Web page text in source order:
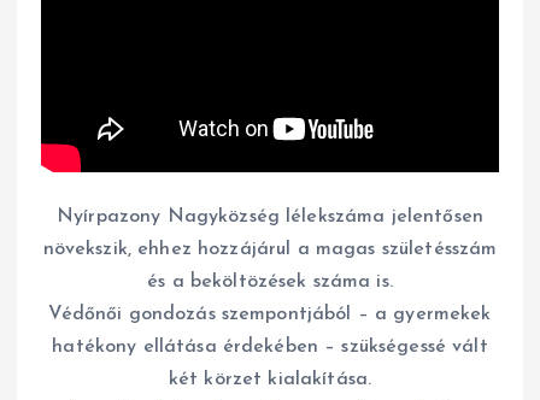
Nyírpazony Nagyközség lélekszáma jelentősen
növekszik, ehhez hozzájárul a magas születésszám
és a beköltözések száma is.
Védőnői gondozás szempontjából – a gyermekek
hatékony ellátása érdekében – szükségessé vált
két körzet kialakítása.